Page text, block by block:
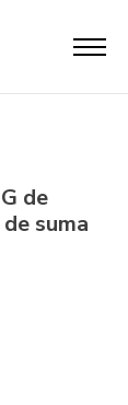
de
suma